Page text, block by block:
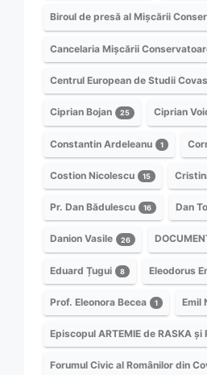
Biroul de presă al Mișcării
Cancelaria Mișcării
Centrul European de Studii
Ciprian Bojan 25 Ciprian
Constantin Ardeleanu 1
Costion Nicolescu 15
Pr. Dan Bădulescu 16 Dan
Danion Vasile 26
Eduard Țugui 8 Eleodorus
Prof. Eleonora Becea 1 Emil
Episcopul ARTEMIE de RASKA și
Forumul Civic al Românilor din